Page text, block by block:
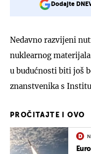
Dodajte
Nedavno razvijeni
nuklearnog
u budućnosti biti još
znanstvenika s
PROČITAJTE I OVO